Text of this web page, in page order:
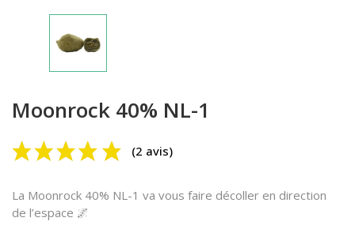
Moonrock 40% NL-1
La Moonrock 40% NL-1 va vous faire décoller en direction
de l’espace 🌌